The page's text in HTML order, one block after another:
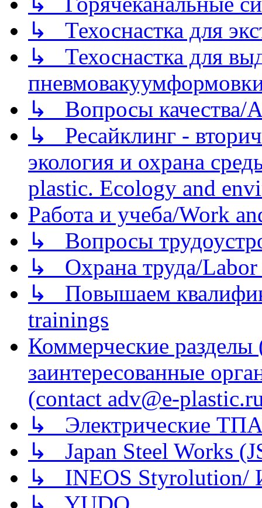
↳ Техоснастка для
↳ Техоснастка для
↳ Вопросы качества/
↳ Ресайклинг -
экология и охрана
plastic. Ecology and
Работа и учеба/Work
↳ Вопросы
↳ Охрана труда/Labor
↳ Повышаем
trainings
Коммерческие
заинтересованные
(contact adv@e-
↳ Электрические
↳ Japan Steel Works
↳ INEOS